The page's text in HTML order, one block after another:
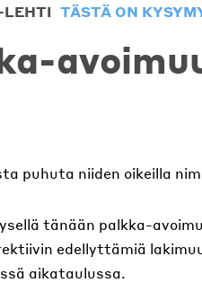
LEHTI TÄSTÄ ON
puhuta niiden oikeilla
tänään palkka-
edellyttämiä
aikataulussa.